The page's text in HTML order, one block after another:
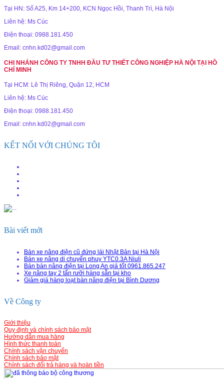
Tại HN: Số A25, Km 14+200, KCN Ngọc Hồi, Thanh Trì, Hà Nội
Liên hệ: Ms Cúc
Điện thoại: 0988.181.450
Email: cnhn.kd02@gmail.com
CHI NHÁNH CÔNG TY TNHH ĐẦU TƯ THIẾT CÔNG NGHIỆP HÀ NỘI TẠI HỒ
CHÍ MINH
Tại HCM: Lê Thị Riêng, Quận 12, HCM
Liên hệ: Ms Cúc
Điện thoại: 0988.181.450
Email: cnhn.kd02@gmail.com
KẾT NỐI VỚI CHÚNG TÔI
Bài viết mới
Bán xe nâng điện cũ đứng lái Nhật Bản tại Hà Nội
Bán xe nâng di chuyển phuy YTC0.3A Niuli
Bán bàn nâng điện tại Long An giá tốt 0961.865.247
Xe nâng tay 2 tấn rưỡi hàng sẵn tại kho
Giảm giá hàng loạt bàn nâng điện tại Bình Dương
Về Công ty
Giới thiệu
Quy định và chính sách bảo mật
Hướng dẫn mua hàng
Hình thức thanh toán
Chính sách vận chuyển
Chính sách bảo mật
Chính sách đổi trả hàng và hoàn tiền